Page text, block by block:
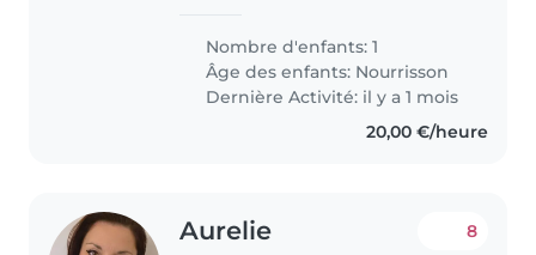
I'm a Mexican-American living in
Paris with my husband and..
Nombre d'enfants: 1
Âge des enfants: Nourrisson
Dernière Activité: il y a 1 mois
20,00 €/heure
Aurelie 8